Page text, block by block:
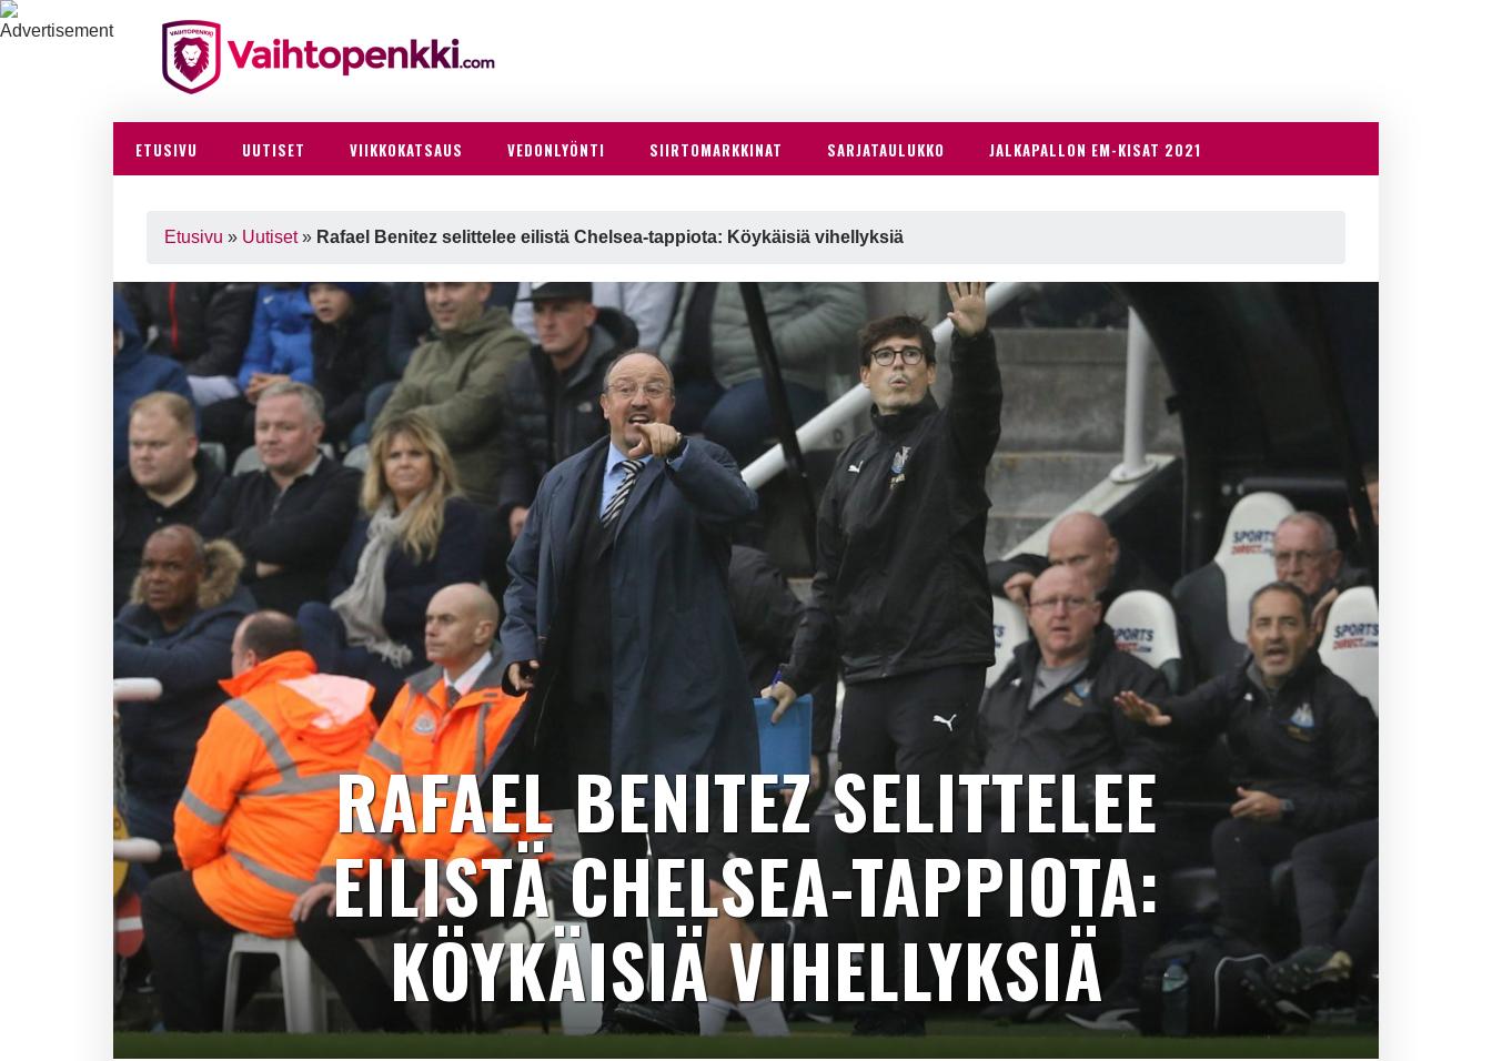
ETUSIVU UUTISET VIIKKOKATSAUS VEDONLYÖNTI SIIRTOMARKKINAT SARJATAULUKKO JALKAPALLON EM-KISAT 2021
Etusivu » Uutiset» Rafael Benitez selittelee eilistä Chelsea-tappiota: Köykäisiä vihellyksiä
RAFAEL BENITEZ SELITTELEE
EILISTÄ CHELSEA-TAPPIOTA:
KÖYKÄISIÄ VIHELLYKSIÄ